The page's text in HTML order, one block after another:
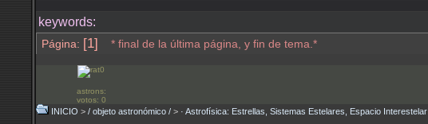
keywords:
Página: [1] * final de la última página, y fin de tema.*
astrons:
votos: 0
INICIO > / objeto astronómico / > · Astrofísica: Estrellas, Sistemas Estelares, Espacio Interestelar